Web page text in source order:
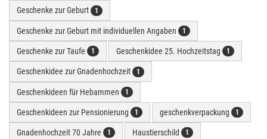
Geschenke zur Geburt 1
Geschenke zur Geburt mit individuellen Angaben 1
Geschenke zur Taufe 1 Geschenkidee 25. Hochzeitstag 1
Geschenkidee zur Gnadenhochzeit 1
Geschenkideen für Hebammen 1
Geschenkideen zur Pensionierung 1 geschenkverpackung 1
Gnadenhochzeit 70 Jahre 1 Haustierschild 1